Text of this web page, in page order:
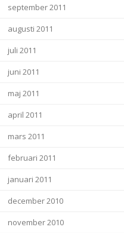
september 2011
augusti 2011
juli 2011
juni 2011
maj 2011
april 2011
mars 2011
februari 2011
januari 2011
december 2010
november 2010